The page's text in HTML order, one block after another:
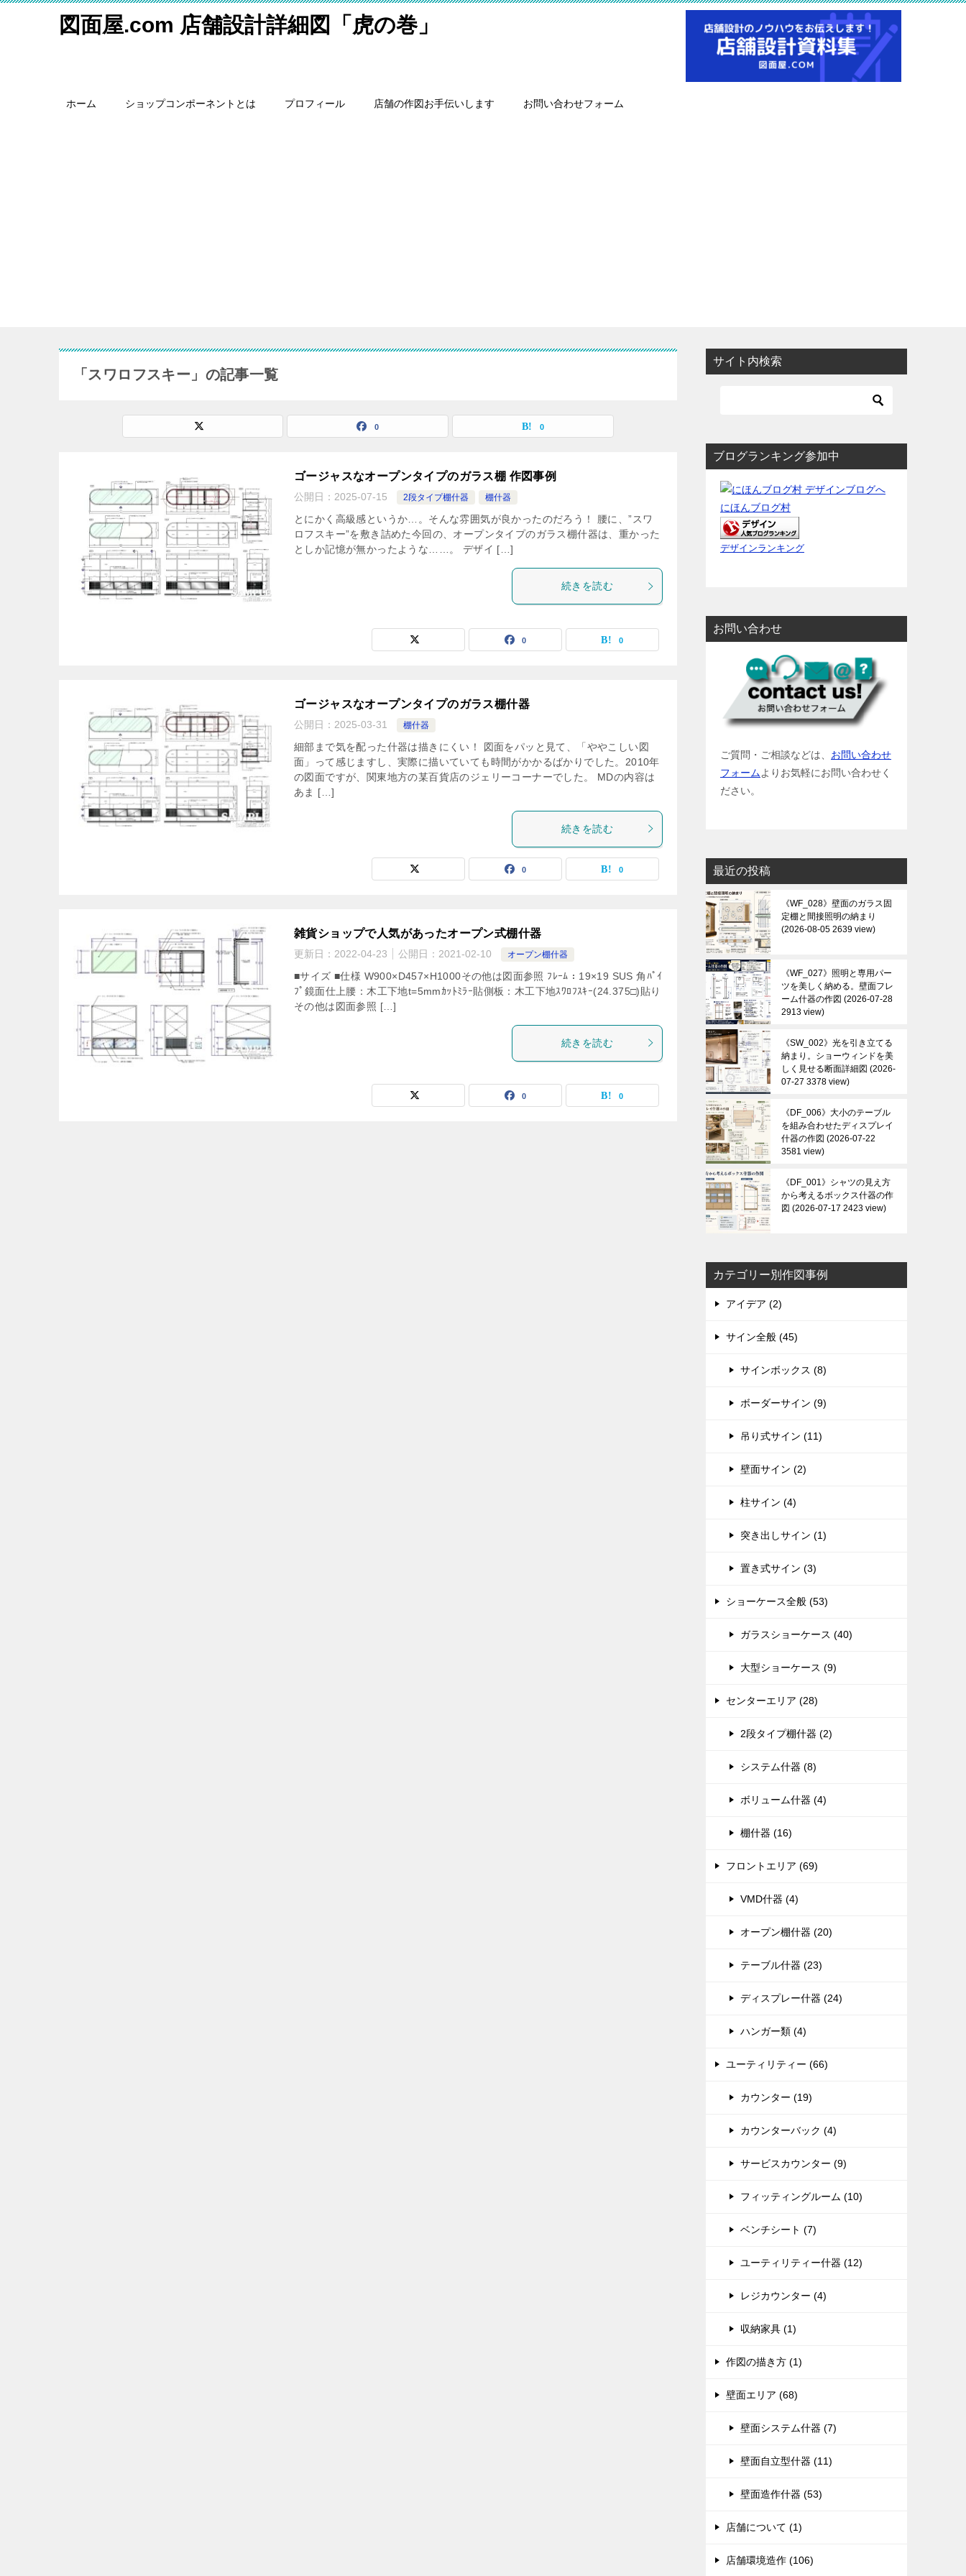
図面屋.com 店舗設計詳細図「虎の巻」
ホーム ショップコンポーネントとは プロフィール 店舗の作図お手伝いします お問い合わせフォーム
「スワロフスキー」の記事一覧
0 0
ゴージャスなオープンタイプのガラス棚 作図事例
公開日： 2025-07-15 2段タイプ棚什器 棚什器
とにかく高級感というか…。そんな雰囲気が良かったのだろう！ 腰に、”スワ
ロフスキー”を敷き詰めた今回の、オープンタイプのガラス棚什器は、重かった
としか記憶が無かったような……。 デザイ […]
続きを読む
0 0
ゴージャスなオープンタイプのガラス棚什器
公開日： 2025-03-31 棚什器
細部まで気を配った什器は描きにくい！ 図面をパッと見て、「ややこしい図
面」って感じますし、実際に描いていても時間がかかるばかりでした。2010年
の図面ですが、関東地方の某百貨店のジェリーコーナーでした。 MDの内容は
あま […]
続きを読む
0 0
雑貨ショップで人気があったオープン式棚什器
更新日： 2022-04-23 公開日： 2021-02-10 オープン棚什器
■サイズ ■仕様 W900×D457×H1000その他は図面参照 ﾌﾚｰﾑ：19×19 SUS 角ﾊﾟｲ
ﾌﾟ鏡面仕上腰：木工下地t=5mmｶｯﾄﾐﾗｰ貼側板：木工下地ｽﾜﾛﾌｽｷｰ(24.375□)貼り
その他は図面参照 […]
続きを読む
0 0
サイト内検索
ブログランキング参加中
にほんブログ村
デザインランキング
お問い合わせ
ご質問・ご相談などは、 お問い合わせ
フォームよりお気軽にお問い合わせく
ださい。
最近の投稿
《WF_028》壁面のガラス固
定棚と間接照明の納まり
2026-08-05 2639 view
《WF_027》照明と専用パー
ツを美しく納める。壁面フレ
ーム什器の作図
2026-07-28
2913 view
《SW_002》光を引き立てる
納まり。ショーウィンドを美
しく見せる断面詳細図
2026-
07-27 3378 view
《DF_006》大小のテーブル
を組み合わせたディスプレイ
什器の作図
2026-07-22
3581 view
《DF_001》シャツの見え方
から考えるボックス什器の作
図
2026-07-17 2423 view
カテゴリー別作図事例
アイデア (2)
サイン全般 (45)
サインボックス (8)
ボーダーサイン (9)
吊り式サイン (11)
壁面サイン (2)
柱サイン (4)
突き出しサイン (1)
置き式サイン (3)
ショーケース全般 (53)
ガラスショーケース (40)
大型ショーケース (9)
センターエリア (28)
2段タイプ棚什器 (2)
システム什器 (8)
ボリューム什器 (4)
棚什器 (16)
フロントエリア (69)
VMD什器 (4)
オープン棚什器 (20)
テーブル什器 (23)
ディスプレー什器 (24)
ハンガー類 (4)
ユーティリティー (66)
カウンター (19)
カウンターバック (4)
サービスカウンター (9)
フィッティングルーム (10)
ベンチシート (7)
ユーティリティー什器 (12)
レジカウンター (4)
収納家具 (1)
作図の描き方 (1)
壁面エリア (68)
壁面システム什器 (7)
壁面自立型什器 (11)
壁面造作什器 (53)
店舗について (1)
店舗環境造作 (106)